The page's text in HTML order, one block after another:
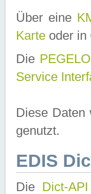
Über eine
Karte oder in
Die
Service
Diese
genutzt.
EDIS
Die Dict-API